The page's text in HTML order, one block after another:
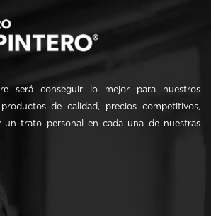
será conseguir lo mejor para nuestros
de calidad, precios competitivos,
un trato personal en cada una de nuestras